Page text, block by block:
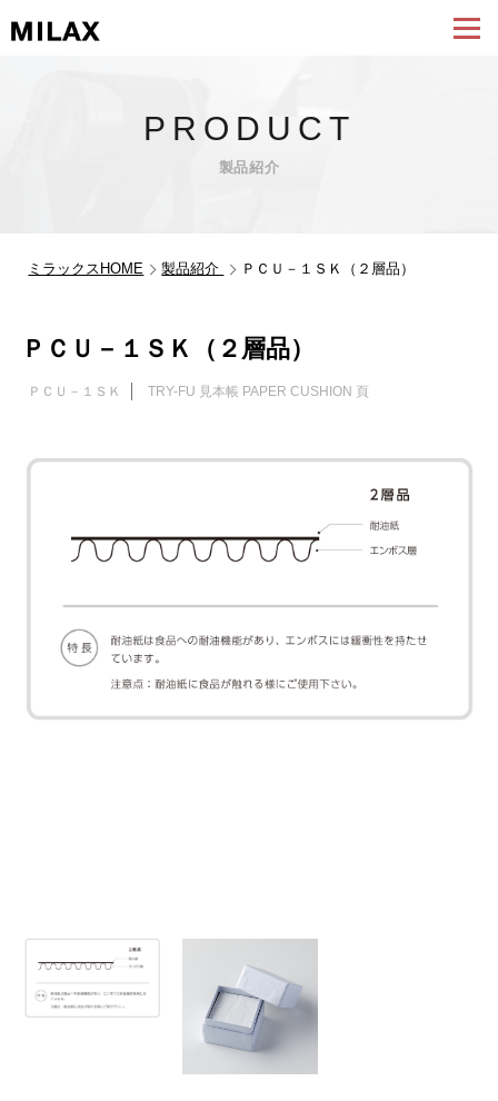
PRODUCT
製品紹介
ミラックスHOME 製品紹介 ＰＣＵ－１ＳＫ（２層品）
ＰＣＵ－１ＳＫ（２層品）
ＰＣＵ－１ＳＫ TRY-FU 見本帳 PAPER CUSHION 頁